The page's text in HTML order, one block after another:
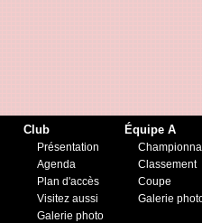
Club
Présentation
Agenda
Plan d'accès
Visitez aussi
Galerie photo
Équipe A
Classement
Coupe
Galerie